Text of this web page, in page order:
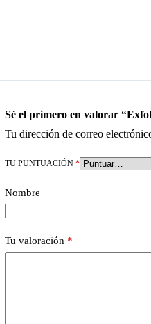
Sé el primero en valorar
Tu dirección de correo
TU PUNTUACIÓN *
Nombre
Tu valoración *